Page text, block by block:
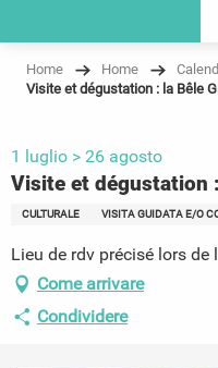
Home Home
Visite et dégustation : la Bêle
1 luglio > 26 agosto
Visite et dégustation
CULTURALE VISITA GUIDATA E/O
Lieu de rdv précisé lors
Come arrivare
Condividere